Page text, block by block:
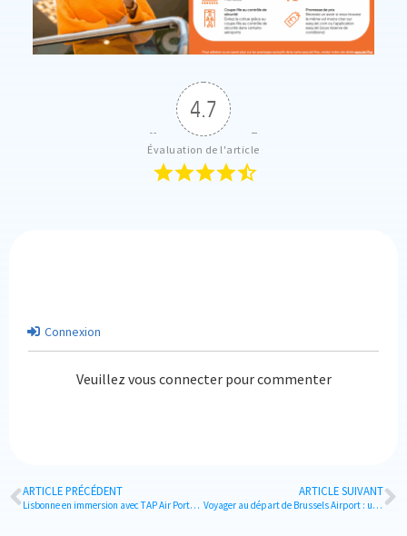
4.7
Évaluation de l'article
Connexion
Veuillez vous connecter pour commenter
ARTICLE PRÉCÉDENT
Lisbonne en immersion avec TAP Air Portugal
ARTICLE SUIVANT
Voyager au départ de Brussels Airport : un hub international pratique et premium